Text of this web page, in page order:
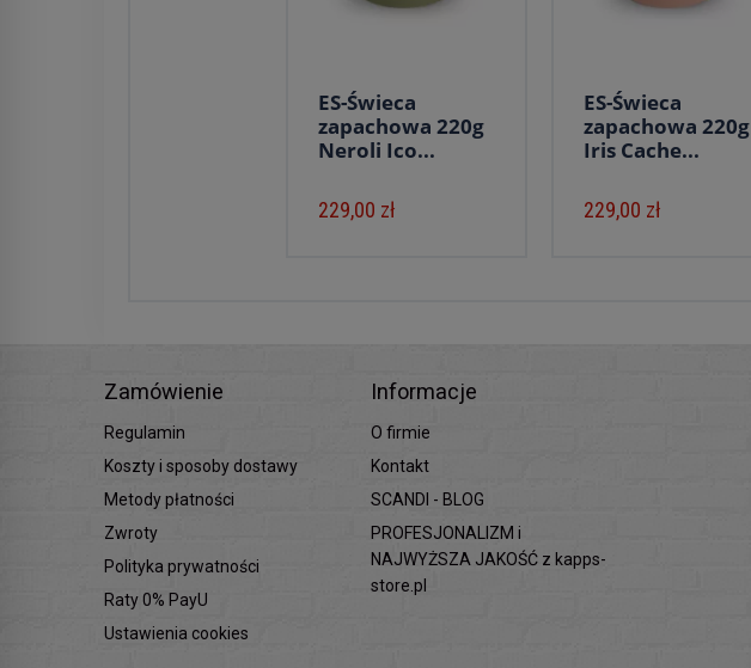
ES-Świeca
zapachowa 220g
Neroli Ico...
229,00 zł
ES-Świeca
zapachowa 220g
Iris Cache...
229,00 zł
Zamówienie
Regulamin
Koszty i sposoby dostawy
Metody płatności
Zwroty
Polityka prywatności
Raty 0% PayU
Ustawienia cookies
Informacje
O firmie
Kontakt
SCANDI - BLOG
PROFESJONALIZM i
NAJWYŻSZA JAKOŚĆ z kapps-
store.pl